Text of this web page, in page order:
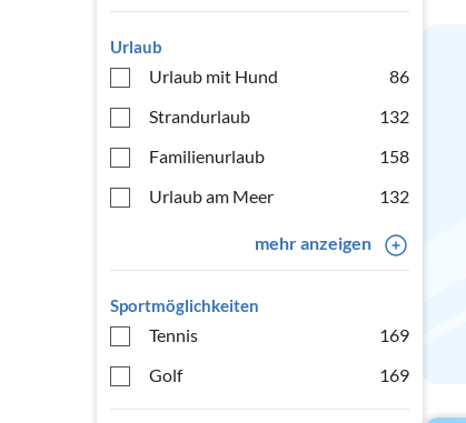
Urlaub
Urlaub mit Hund
86
Strandurlaub
132
Familienurlaub
158
Urlaub am Meer
132
mehr anzeigen
Sportmöglichkeiten
Tennis
169
Golf
169